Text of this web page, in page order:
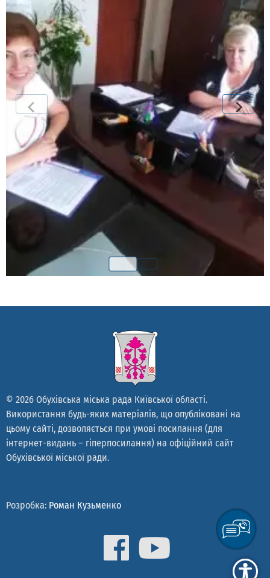
© 2026 Обухівська міська рада Київської області.
Використання будь-яких матеріалів, що опубліковані на
цьому сайті, дозволяється при умові посилання (для
інтернет-видань – гіперпосилання) на офіційний сайт
Обухівської міської ради.
Розробка: Роман Кузьменко